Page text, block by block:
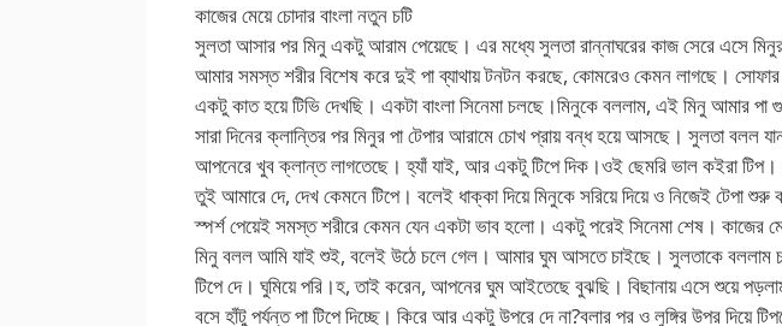
কাজের মেয়ে চোদার বাংলা নতুন চটি
সুলতা আসার পর মিনু একটু আরাম পেয়েছে। এর মধ্যে সুলতা রান্নাঘরের কাজ সেরে এসে
আমার সমস্ত শরীর বিশেষ করে দুই পা ব্যাথায় টনটন করছে, কোমরেও কেমন লাগছে। সোফার
একটু কাত হয়ে টিভি দেখছি। একটা বাংলা সিনেমা চলছে।মিনুকে বললাম, এই মিনু আমার পা
সারা দিনের ক্লান্তির পর মিনুর পা টেপার আরামে চোখ প্রায় বন্ধ হয়ে আসছে। সুলতা বলল
আপনেরে খুব ক্লান্ত লাগতেছে। হ্যাঁ যাই, আর একটু টিপে দিক।ওই ছেমরি ভাল কইরা টিপ।
তুই আমারে দে, দেখ কেমনে টিপে। বলেই ধাক্কা দিয়ে মিনুকে সরিয়ে দিয়ে ও নিজেই টেপা
স্পর্শ পেয়েই সমস্ত শরীরে কেমন যেন একটা ভাব হলো। একটু পরেই সিনেমা শেষ। কাজের
মিনু বলল আমি যাই শুই, বলেই উঠে চলে গেল। আমার ঘুম আসতে চাইছে। সুলতাকে
টিপে দে। ঘুমিয়ে পরি।হ, তাই করেন, আপনের ঘুম আইতেছে বুঝছি। বিছানায় এসে শুয়ে
বসে হাঁটু পর্যন্ত পা টিপে দিচ্ছে। কিরে আর একটু উপরে দে না?বলার পর ও লুঙ্গির উপর দিয়ে